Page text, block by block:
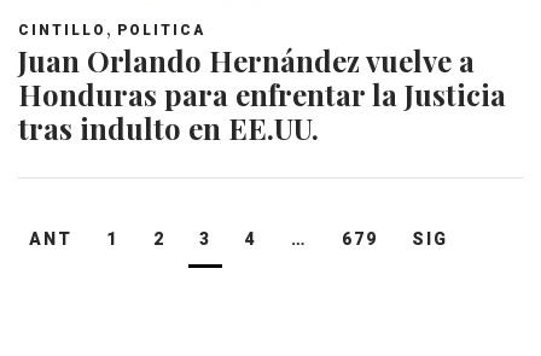
CINTILLO , POLITICA
Juan Orlando Hernández vuelve a
Honduras para enfrentar la Justicia
tras indulto en EE.UU.
Navegación
ANT 1 2 3 4 … 679 SIG